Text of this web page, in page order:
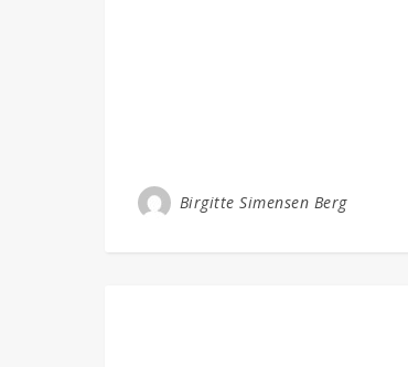
Birgitte Simensen Berg